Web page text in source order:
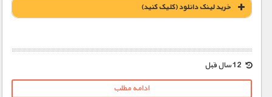
خريد لينک دانلود (کليک کنيد)
1900 تومان – خريد لينک دانلود (افزودن به سبد خريد)
ادامه مطلب